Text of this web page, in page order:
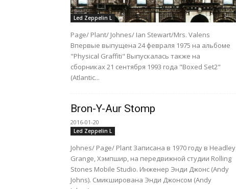
Led Zeppelin L
Page/ Plant/ Johnes/ Ian Stewart/Mrs. Valens
Впервые выпущена 24 февраля 1975 на альбоме
"Physical Graffiti" Выпускалась также на
сборниках 21 сентября 1993 года "Boxed Set2"
(Atlantic...
Bron-Y-Aur Stomp
2016-01-20
Led Zeppelin L
Johnes/ Page/ Plant Записана в 1970 году в Headley
Grange, Хэмпшир, на передвижной студии Rolling
Stones Mobile Studio. Инженер Энди Джонс (Andy
Johns). Смикширована Энди Джонсом (Andy